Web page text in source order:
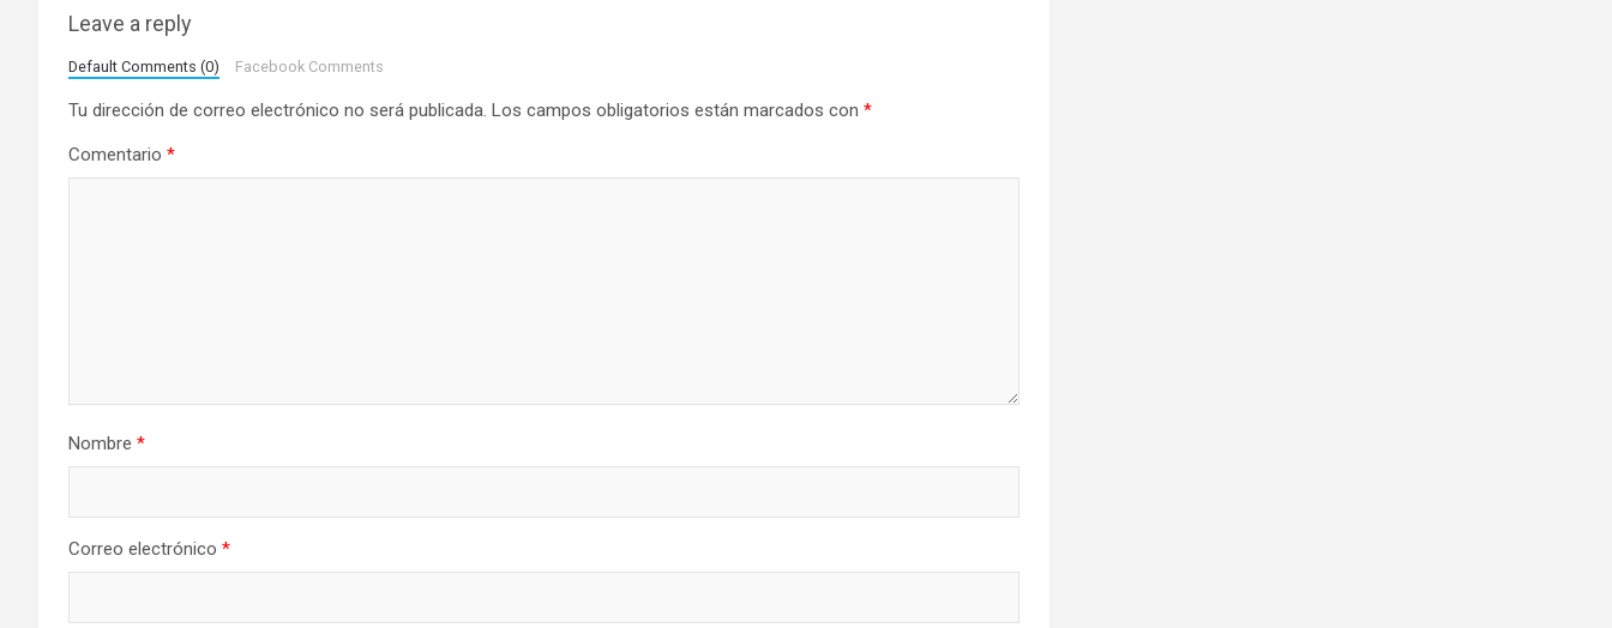
Leave a reply
Default Comments (0) Facebook Comments
Tu dirección de correo electrónico no será publicada. Los campos obligatorios están marcados con *
Comentario *
Nombre *
Correo electrónico *